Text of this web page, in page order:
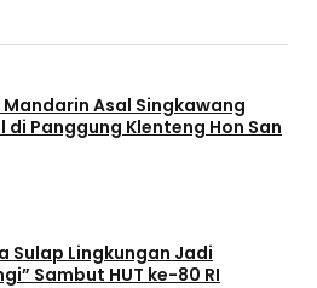
Mandarin Asal Singkawang
di Panggung Klenteng Hon San
Sulap Lingkungan Jadi
Sambut HUT ke-80 RI